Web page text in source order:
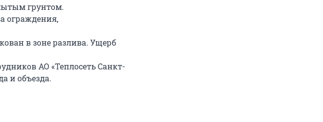
грунтом.
ограждения,
в зоне разлива. Ущерб
АО «Теплосеть Санкт-
и объезда.